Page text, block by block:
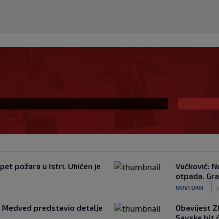
pretukli: ‘Ne znam
požara u Istri. Uhićen je
Vučković:
otpada.
NOVI DAN
predstavio detalje
Obavijest